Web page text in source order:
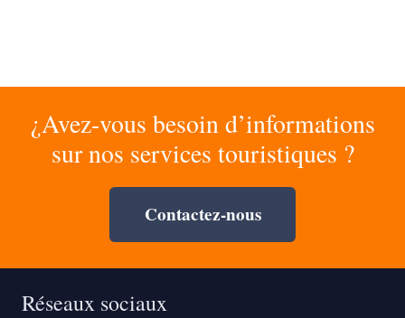
¿Avez-vous besoin d’informations
sur nos services touristiques ?
Contactez-nous
Réseaux sociaux